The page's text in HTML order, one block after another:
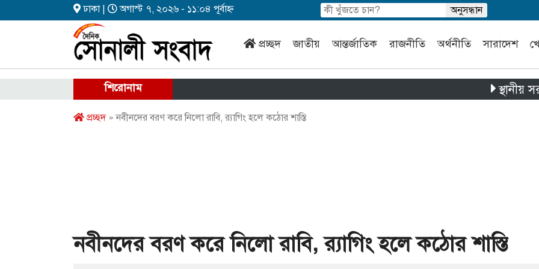
ঢাকা | অগাস্ট ৭, ২০২৬ - ১১:০৪ পূর্বাহ্ন
প্রচ্ছদ জাতীয় আন্তর্জাতিক রাজনীতি অর্থনীতি সারাদেশ
শিরোনাম স্থানীয় সরকার
প্রচ্ছদ» নবীনদের বরণ করে নিলো রাবি, র‌্যাগিং হলে কঠোর শাস্তি
নবীনদের বরণ করে নিলো রাবি, র‌্যাগিং হলে কঠোর শাস্তি